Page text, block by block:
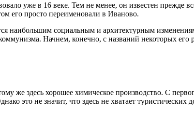
уже в 16 веке. Тем не менее, он известен
его просто переименовали в Иваново.
наибольшим социальным и архитектурным
Начнем, конечно, с названий некоторых
же здесь хорошее химическое производство. С
это не значит, что здесь не хватает